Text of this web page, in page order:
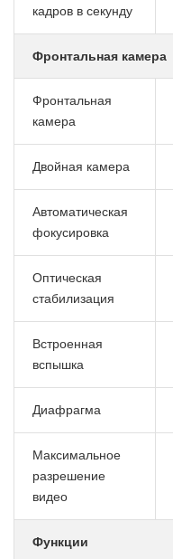
кадров в секунду
Фронтальная камера
Фронтальная
камера
Двойная камера
Автоматическая
фокусировка
Оптическая
стабилизация
Встроенная
вспышка
Диафрагма
Максимальное
разрешение
видео
Функции